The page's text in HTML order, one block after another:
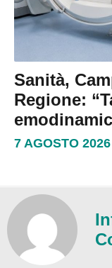
Sanità,
Regione:
7 AGOSTO 2026